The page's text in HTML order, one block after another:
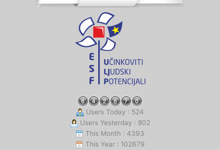
Users Today : 524
Users Yesterday : 802
This Month : 4393
This Year : 102679